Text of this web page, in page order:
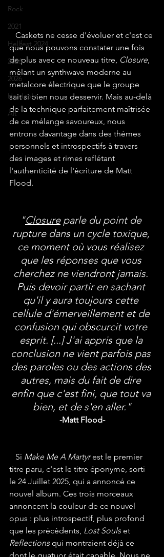
Rock
2021
Hellfest 2024
2026
2026
Hardcore
Alt
que nous pouvons constater une fois
de plus avec ce nouveau titre, Closure,
mêlant un synthwave moderne au
metalcore électrique que le groupe
sait si bien nous desservir. Mais au-delà
de la technique parfaitement maîtrisée
de ce mélange savoureux, nous
entrons davantage dans des thèmes
personnels et introspectifs à travers
des images et rimes reflétant
l'authenticité de l'écriture de Matt
Flood.
"Closure parle du point de
rupture dans un cycle toxique,
ce moment où vous réalisez
que les réponses que vous
cherchez ne viendront jamais.
Puis devoir partir en sachant
qu'il y aura toujours cette
cellule d'émerveillement et de
confusion qui obscurcit votre
esprit. [...] J'ai appris que la
conclusion ne vient parfois pas
des paroles ou des actions des
autres, mais du fait de dire
enfin que c'est fini, que tout va
bien, et de s'en aller."
-Matt Flood-
   Si
Make Me A Martyr est le premier
titre paru, c'est le titre éponyme, sorti
le 24 Juillet 2025, qui a annoncé ce
nouvel album. Ces trois morceaux
annoncent la couleur de ce nouvel
opus : plus introspectif, plus profond
que les précédents, Lost Souls et
Reflections qui montraient déjà ce